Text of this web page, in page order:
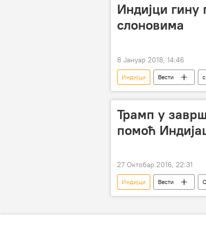
Индијци гину
слоновима
8 Јануар 2018, 14:46
Индијци Вести
Трамп у
помоћ
27 Октобар 2016, 22:31
Индијци Вести